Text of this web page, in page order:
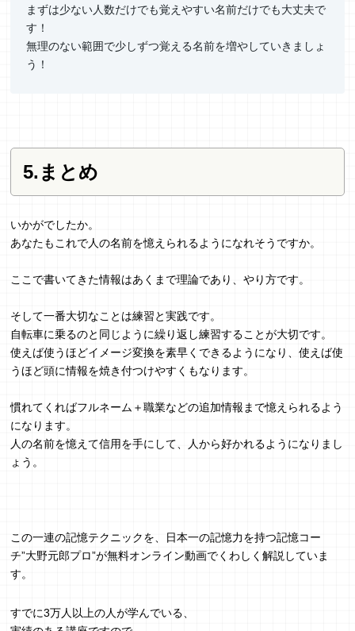
まずは少ない人数だけでも覚えやすい名前だけでも大丈夫で
す！
無理のない範囲で少しずつ覚える名前を増やしていきましょ
う！
5.まとめ
いかがでしたか。
あなたもこれで人の名前を憶えられるようになれそうですか。
ここで書いてきた情報はあくまで理論であり、やり方です。
そして一番大切なことは練習と実践です。
自転車に乗るのと同じように繰り返し練習することが大切です。
使えば使うほどイメージ変換を素早くできるようになり、使えば使
うほど頭に情報を焼き付つけやすくもなります。
慣れてくればフルネーム＋職業などの追加情報まで憶えられるよう
になります。
人の名前を憶えて信用を手にして、人から好かれるようになりまし
ょう。
この一連の記憶テクニックを、日本一の記憶力を持つ記憶コー
チ”大野元郎プロ”が無料オンライン動画でくわしく解説していま
す。
すでに3万人以上の人が学んでいる、